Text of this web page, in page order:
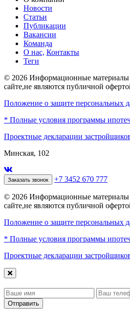
Новости
Статьи
Публикации
Вакансии
Команда
О нас, Контакты
Теги
© 2026 Информационные
сайте,не являются публичной
Положение о защите персональных
* Полные условия программы
Проектные декларации
Минская, 102
Заказать звонок +7 3452 670 777
© 2026 Информационные
сайте,не являются публичной
Положение о защите персональных
* Полные условия программы
Проектные декларации
Отправить